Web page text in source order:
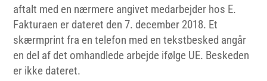
aftalt med en nærmere angivet medarbejder hos E.
Fakturaen er dateret den 7. december 2018. Et
skærmprint fra en telefon med en tekstbesked angår
en del af det omhandlede arbejde ifølge UE. Beskeden
er ikke dateret.